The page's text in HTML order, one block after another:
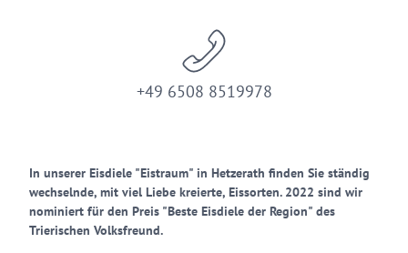
+49 6508 8519978
In unserer Eisdiele "Eistraum" in Hetzerath finden Sie ständig
wechselnde, mit viel Liebe kreierte, Eissorten. 2022 sind wir
nominiert für den Preis "Beste Eisdiele der Region" des
Trierischen Volksfreund.